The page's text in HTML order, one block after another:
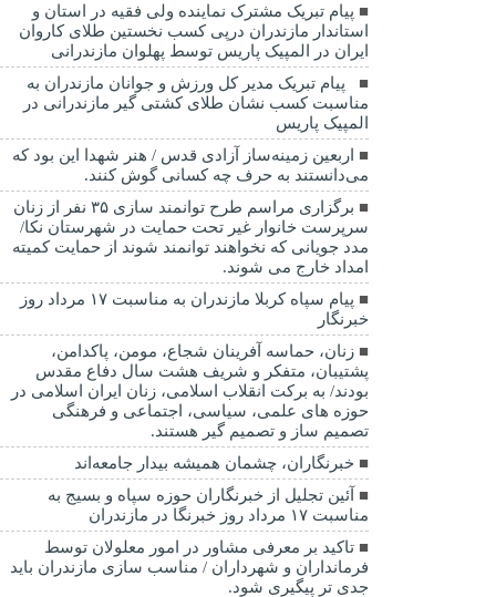
پیام تبریک مشترک نماینده ولی فقیه در استان و
استاندار مازندران درپی کسب نخستین طلای کاروان
ایران در المپیک پاریس توسط پهلوان مازندرانی
‍ ‍ پیام تبریک مدیر کل ورزش و جوانان مازندران به
مناسبت کسب نشان طلای کشتی گیر مازندرانی در
المپیک پاریس
اربعین زمینه‌ساز آزادی قدس / هنر شهدا این بود که
می‌دانستند به حرف چه کسانی گوش کنند.
برگزاری مراسم طرح توانمند سازی ۳۵ نفر از زنان
سرپرست خانوار غیر تحت حمایت در شهرستان نکا/
مدد جویانی که نخواهند توانمند شوند از حمایت کمیته
امداد خارج می شوند.
پیام سپاه کربلا مازندران به مناسبت ۱۷ مرداد روز
خبرنگار
زنان، حماسه آفرینان شجاع، مومن، پاکدامن،
پشتیبان، متفکر و شریف هشت سال دفاع مقدس
بودند/ به برکت انقلاب اسلامی، زنان ایران اسلامی در
حوزه های علمی، سیاسی، اجتماعی و فرهنگی
تصمیم ساز و تصمیم گیر هستند.
خبرنگاران، چشمان همیشه بیدار جامعه‌اند
آئین تجلیل از خبرنگاران حوزه سپاه و بسیج به
مناسبت ۱۷ مرداد روز خبرنگا در مازندران
تاکید بر معرفی مشاور در امور معلولان توسط
فرمانداران و شهرداران / مناسب سازی مازندران باید
جدی تر پیگیری شود.